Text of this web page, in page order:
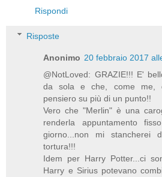
Rispondi
Risposte
Anonimo 20 febbraio 2017
@NotLoved: GRAZIE!!! E'
da sola e che, come me,
pensiero su più di un punto!!
Vero che "Merlin" è una
renderla appuntamento
giorno...non mi
tortura!!!
Idem per Harry Potter...ci
Harry e Sirius potevano